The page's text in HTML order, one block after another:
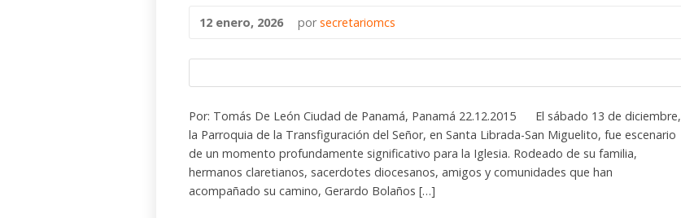
12 enero, 2026 porsecretariomcs
Por: Tomás De León Ciudad de Panamá, Panamá 22.12.2015 El sábado 13 de diciembre,
la Parroquia de la Transfiguración del Señor, en Santa Librada-San Miguelito, fue escenario
de un momento profundamente significativo para la Iglesia. Rodeado de su familia,
hermanos claretianos, sacerdotes diocesanos, amigos y comunidades que han
acompañado su camino, Gerardo Bolaños […]